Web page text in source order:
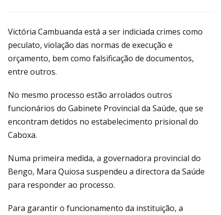
Victória Cambuanda está a ser indiciada crimes como
peculato, violação das normas de execução e
orçamento, bem como falsificação de documentos,
entre outros.
No mesmo processo estão arrolados outros
funcionários do Gabinete Provincial da Saúde, que se
encontram detidos no estabelecimento prisional do
Caboxa.
Numa primeira medida, a governadora provincial do
Bengo, Mara Quiosa suspendeu a directora da Saúde
para responder ao processo.
Para garantir o funcionamento da instituição, a